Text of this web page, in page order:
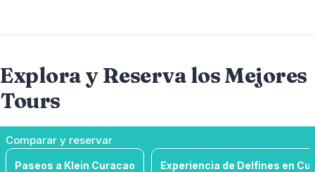
Explora y Reserva los Mejores
Tours
Comparar y reservar
Paseos a Klein Curacao Experiencia de Delfines en